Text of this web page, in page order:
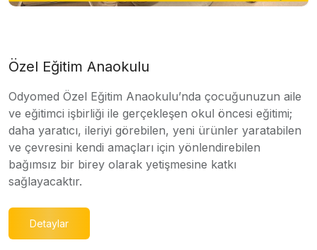
Özel Eğitim Anaokulu
Odyomed Özel Eğitim Anaokulu’nda çocuğunuzun aile
ve eğitimci işbirliği ile gerçekleşen okul öncesi eğitimi;
daha yaratıcı, ileriyi görebilen, yeni ürünler yaratabilen
ve çevresini kendi amaçları için yönlendirebilen
bağımsız bir birey olarak yetişmesine katkı
sağlayacaktır.
Detaylar